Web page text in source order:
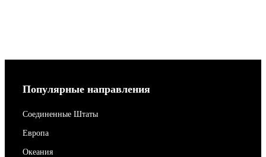
Популярные направления
Соединенные Штаты
Европа
Океания